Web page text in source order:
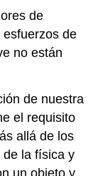
de
de
no están
de nuestra
el requisito
allá de los
de la física y
un objeto y